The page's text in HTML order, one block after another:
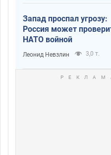
Запад проспал угрозу:
Россия может
НАТО войной
Леонид Невзлин 3,0 т.